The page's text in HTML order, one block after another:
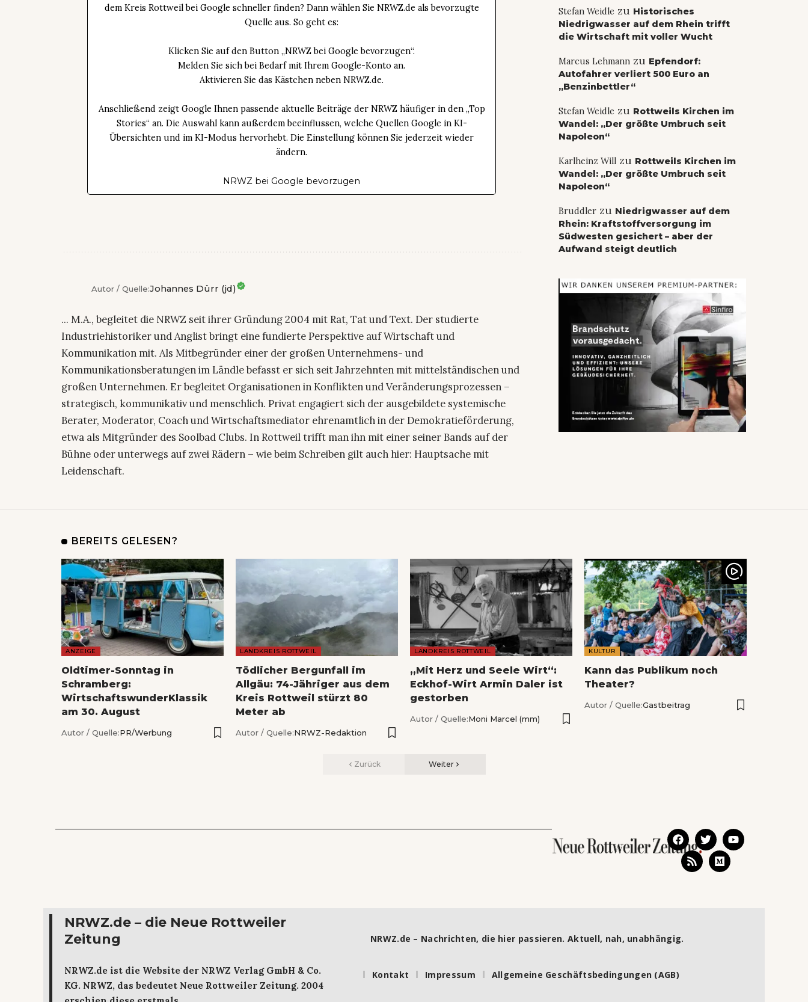
dem Kreis Rottweil bei Google schneller finden? Dann wählen Sie NRWZ.de als bevorzugte
Quelle aus. So geht es:
Klicken Sie auf den Button „NRWZ bei Google bevorzugen“.
Melden Sie sich bei Bedarf mit Ihrem Google-Konto an.
Aktivieren Sie das Kästchen neben NRWZ.de.
Anschließend zeigt Google Ihnen passende aktuelle Beiträge der NRWZ häufiger in den „Top
Stories“ an. Die Auswahl kann außerdem beeinflussen, welche Quellen Google in KI-
Übersichten und im KI-Modus hervorhebt. Die Einstellung können Sie jederzeit wieder
ändern.
NRWZ bei Google bevorzugen
Autor / Quelle:Johannes Dürr (jd)
... M.A., begleitet die NRWZ seit ihrer Gründung 2004 mit Rat, Tat und Text. Der studierte
Industriehistoriker und Anglist bringt eine fundierte Perspektive auf Wirtschaft und
Kommunikation mit. Als Mitbegründer einer der großen Unternehmens- und
Kommunikationsberatungen im Ländle befasst er sich seit Jahrzehnten mit mittelständischen und
großen Unternehmen. Er begleitet Organisationen in Konflikten und Veränderungsprozessen –
strategisch, kommunikativ und menschlich. Privat engagiert sich der ausgebildete systemische
Berater, Moderator, Coach und Wirtschaftsmediator ehrenamtlich in der Demokratieförderung,
etwa als Mitgründer des Soolbad Clubs. In Rottweil trifft man ihn mit einer seiner Bands auf der
Bühne oder unterwegs auf zwei Rädern – wie beim Schreiben gilt auch hier: Hauptsache mit
Leidenschaft.
Stefan Weidle zu Historisches
Niedrigwasser auf dem Rhein trifft
die Wirtschaft mit voller Wucht
Marcus Lehmannzu Epfendorf:
Autofahrer verliert 500 Euro an
„Benzinbettler“
Stefan Weidle zu Rottweils Kirchen im
Wandel: „Der größte Umbruch seit
Napoleon“
Karlheinz Willzu Rottweils Kirchen im
Wandel: „Der größte Umbruch seit
Napoleon“
Bruddlerzu Niedrigwasser auf dem
Rhein: Kraftstoffversorgung im
Südwesten gesichert – aber der
Aufwand steigt deutlich
BEREITS GELESEN?
ANZEIGE
Oldtimer-Sonntag in
Schramberg:
WirtschaftswunderKlassik
am 30. August
Autor / Quelle:PR/Werbung
LANDKREIS ROTTWEIL
Tödlicher Bergunfall im
Allgäu: 74-Jähriger aus dem
Kreis Rottweil stürzt 80
Meter ab
Autor / Quelle:NRWZ-Redaktion
LANDKREIS ROTTWEIL
„Mit Herz und Seele Wirt“:
Eckhof-Wirt Armin Daler ist
gestorben
Autor / Quelle:Moni Marcel (mm)
KULTUR
Kann das Publikum noch
Theater?
Autor / Quelle:Gastbeitrag
Zurück Weiter
NRWZ.de – die Neue Rottweiler
Zeitung
NRWZ.de ist die Website der NRWZ Verlag GmbH & Co.
KG. NRWZ, das bedeutet Neue Rottweiler Zeitung. 2004
NRWZ.de – Nachrichten, die hier passieren. Aktuell, nah, unabhängig.
Kontakt Impressum Allgemeine Geschäftsbedingungen (AGB)